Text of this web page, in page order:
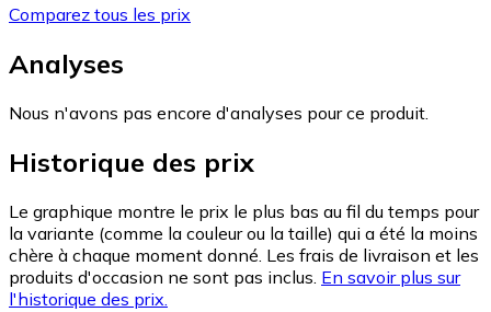
Comparez tous les prix
Analyses
Nous n'avons pas encore d'analyses pour ce produit.
Historique des prix
Le graphique montre le prix le plus bas au fil du temps pour
la variante (comme la couleur ou la taille) qui a été la moins
chère à chaque moment donné. Les frais de livraison et les
produits d'occasion ne sont pas inclus. En savoir plus sur
l'historique des prix.